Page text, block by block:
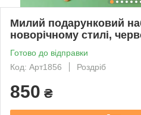
Милий подарунковий
новорічному стилі,
Готово до відправки
Код: Арт1856
Роздріб
850 ₴